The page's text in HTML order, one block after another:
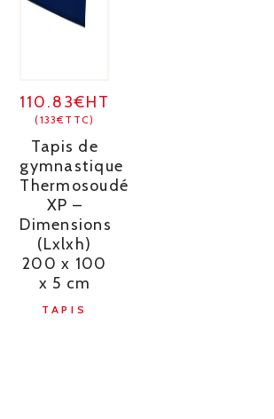
110.83€HT
(133€TTC)
Tapis de
gymnastique
Thermosoudé
XP –
Dimensions
(Lxlxh)
200 x 100
x 5 cm
TAPIS